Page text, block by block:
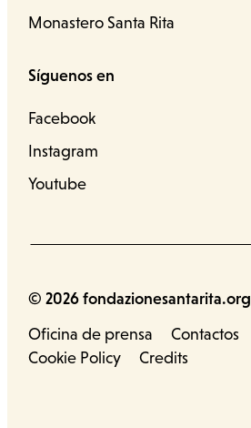
Monastero Santa Rita
Síguenos en
Facebook
Instagram
Youtube
© 2026 fondazionesantarita.org
Oficina de prensa
Contactos
Cookie Policy
Credits